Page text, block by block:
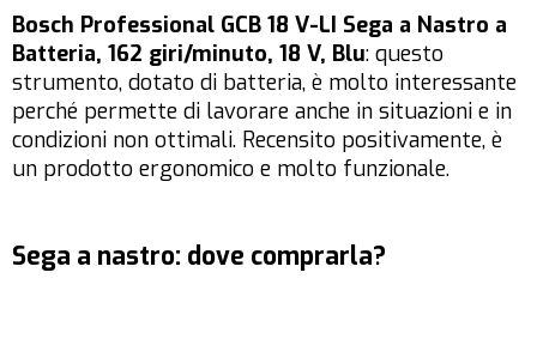
Bosch Professional GCB 18 V-LI Sega a Nastro a
Batteria, 162 giri/minuto, 18 V, Blu: questo
strumento, dotato di batteria, è molto interessante
perché permette di lavorare anche in situazioni e in
condizioni non ottimali. Recensito positivamente, è
un prodotto ergonomico e molto funzionale.
Sega a nastro: dove comprarla?